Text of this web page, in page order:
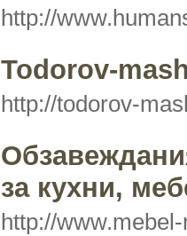
http://
Todorov-
http://todorov-
за кухни,
http://